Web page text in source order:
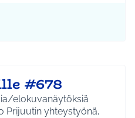
#678
elokuvanäytöksiä
Prijuutin yhteystyönä,